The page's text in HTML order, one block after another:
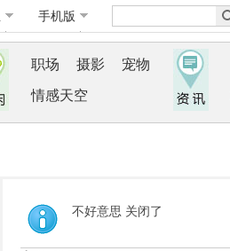
手机版
职场 摄影 宠物
情感天空
不好意思 关闭了